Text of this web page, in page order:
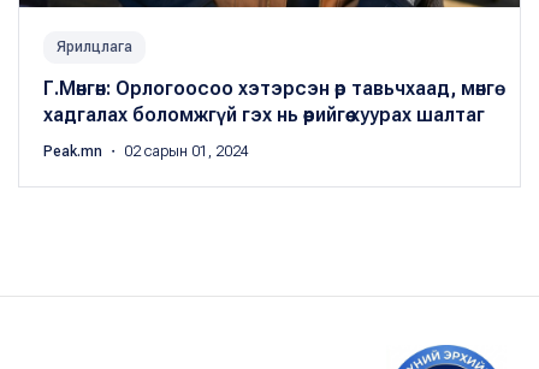
Ярилцлага
Г.Мөнгөн: Орлогоосоо хэтэрсэн өр тавьчхаад, мөнгө
хадгалах боломжгүй гэх нь өөрийгөө хуурах шалтаг
Peak.mn ・ 02 сарын 01, 2024